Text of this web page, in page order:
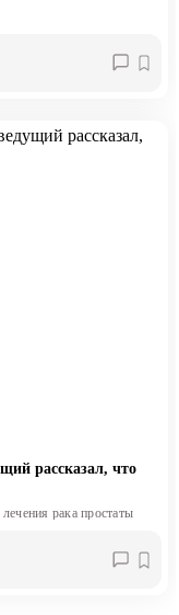
рассказал, что
рака простаты